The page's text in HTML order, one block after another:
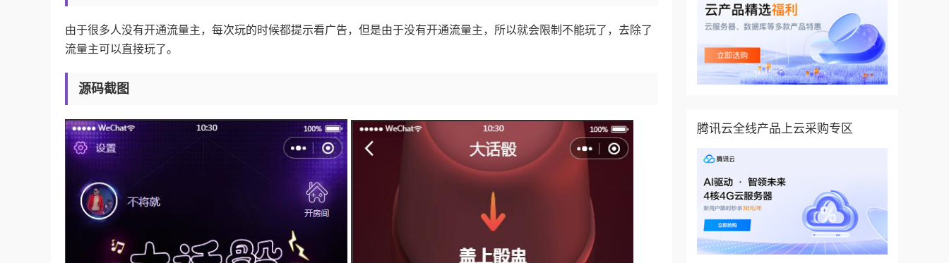
由于很多人没有开通流量主，每次玩的时候都提示看广告，但是由于没有开通流量主，所以就会限制不能玩了，去除了
流量主可以直接玩了。
源码截图
腾讯云全线产品上云采购专区